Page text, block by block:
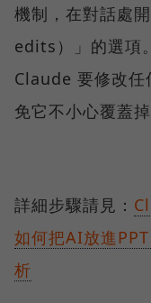
機制，在對話處
edits）」的選項
Claude 要修改任
免它不小心覆蓋
詳細步驟請見：
如何把AI放進
析